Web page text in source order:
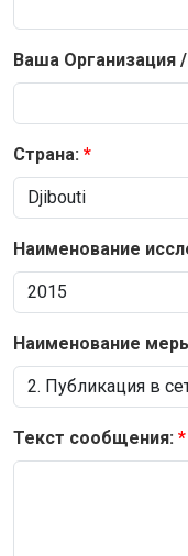
Ваша Организация
Страна:
Наименование
Наименование
Текст сообщения: